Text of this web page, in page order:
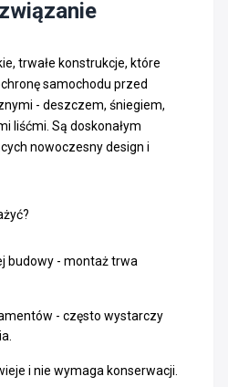
trwałe konstrukcje, które
samochodu przed
- deszczem, śniegiem,
liśćmi. Są doskonałym
nowoczesny design i
budowy - montaż trwa
- często wystarczy
i nie wymaga konserwacji.